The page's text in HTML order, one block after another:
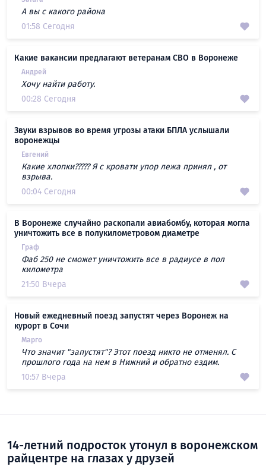
А вы с какого района
01:58 Сегодня
Какие вакансии предлагают ветеранам СВО в Воронеже
Андрей
Хочу найти работу.
00:28 Сегодня
Звуки взрывов во время угрозы атаки БПЛА услышали
воронежцы
Евгений
Какие хлопки????? Я с кровати упор лежа принял , от
взрыва.
00:04 Сегодня
В Воронеже случайно раскопали авиабомбу, которая могла
уничтожить все в полукилометровом диаметре
Граф
Фаб 250 не сможет уничтожить все в радиусе в пол
километра
21:50 Вчера
Новый ежедневный поезд запустят через Воронеж на
курорт в Сочи
Марго
Что значит "запустят"? Этот поезд никто не отменял. С
прошлого года на нем в Нижний и обратно ездим.
10:57 Вчера
14-летний подросток утонул в воронежском
райцентре на глазах у друзей